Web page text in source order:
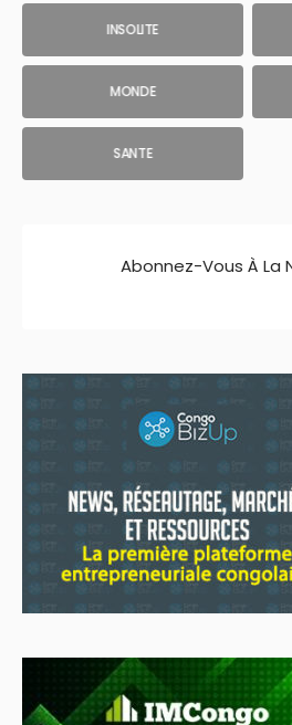
INSOLITE
MONDE
SANTE
Abonnez-Vous À La